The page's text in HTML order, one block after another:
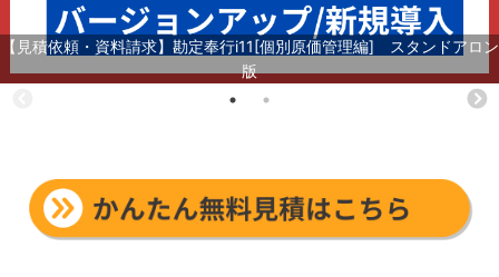
【見積依頼・資料請求】勘定奉行i11[個別原価管理編] スタンドアロン
版